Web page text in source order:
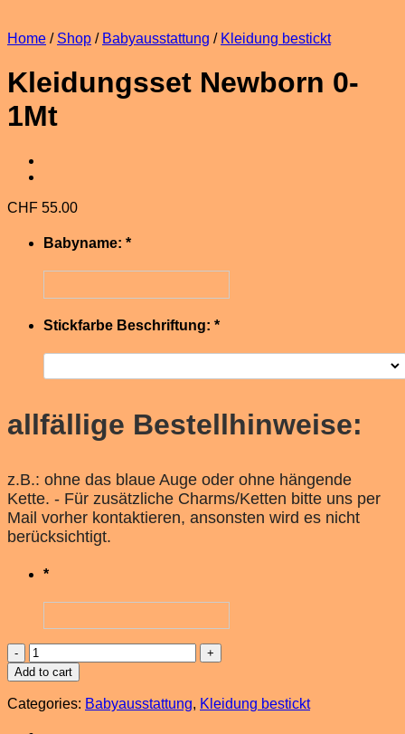
Home / Shop / Babyausstattung / Kleidung bestickt
Kleidungsset Newborn 0-
1Mt
CHF 55.00
Babyname: *
Stickfarbe Beschriftung: *
allfällige Bestellhinweise:
z.B.: ohne das blaue Auge oder ohne hängende
Kette. - Für zusätzliche Charms/Ketten bitte uns per
Mail vorher kontaktieren, ansonsten wird es nicht
berücksichtigt.
*
Kleidungsset
Newborn
0-
1Mt
quantity
Add to cart
Categories: Babyausstattung, Kleidung bestickt